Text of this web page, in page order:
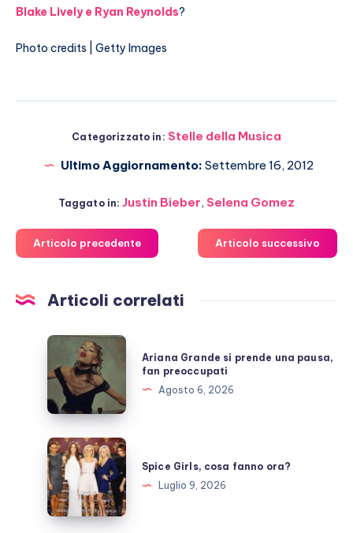
Blake Lively e Ryan Reynolds?
Photo credits | Getty Images
Categorizzato in: Stelle della Musica
Ultimo Aggiornamento: Settembre 16, 2012
Taggato in: Justin Bieber, Selena Gomez
Articolo precedente Articolo successivo
Articoli correlati
Ariana
Grande
si
prende
una
pausa,
fan
preoccupati
Ariana Grande si prende una pausa,
fan preoccupati
Agosto 6, 2026
Spice
Girls,
cosa
fanno
ora?
Spice Girls, cosa fanno ora?
Luglio 9, 2026